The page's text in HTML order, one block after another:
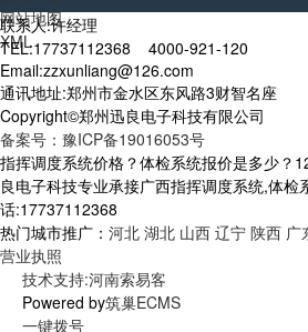
网站地图
XML
联系人:许经理
TEL:17737112368 4000-921-120
Email:zzxunliang@126.com
通讯地址:郑州市金水区东风路3财智名座
Copyright©郑州迅良电子科技有限公司
备案号：豫ICP备19016053号
指挥调度系统价格？体检系统报价是多少？
良电子科技专业承接广西指挥调度系统,体检
话:17737112368
热门城市推广： 河北 湖北 山西 辽宁 陕西 广
营业执照
技术支持:河南索易客
Powered by筑巢ECMS
一键拨号